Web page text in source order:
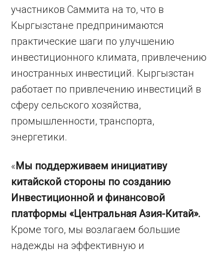
участников Саммита на то, что в
Кыргызстане предпринимаются
практические шаги по улучшению
инвестиционного климата, привлечению
иностранных инвестиций. Кыргызстан
работает по привлечению инвестиций в
сферу сельского хозяйства,
промышленности, транспорта,
энергетики.
« Мы поддерживаем инициативу
китайской стороны по созданию
Инвестиционной и финансовой
платформы «Центральная Азия-Китай».
Кроме того, мы возлагаем большие
надежды на эффективную и